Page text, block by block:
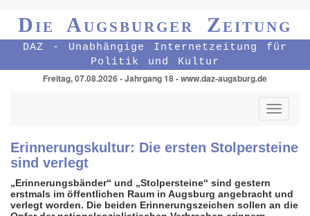
Die Augsburger Zeitung
DAZ - Unabhängige Internetzeitung für
Politik und Kultur
Freitag, 07.08.2026 - Jahrgang 18 - www.daz-augsburg.de
Toggle
Erinnerungskultur: Die ersten Stolpersteine
sind verlegt
„Erinnerungsbänder“ und „Stolpersteine“ sind gestern
erstmals im öffentlichen Raum in Augsburg angebracht und
verlegt worden. Die beiden Erinnerungszeichen sollen an die